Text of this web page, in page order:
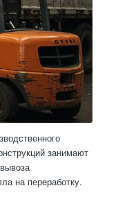
занимают
на переработку.